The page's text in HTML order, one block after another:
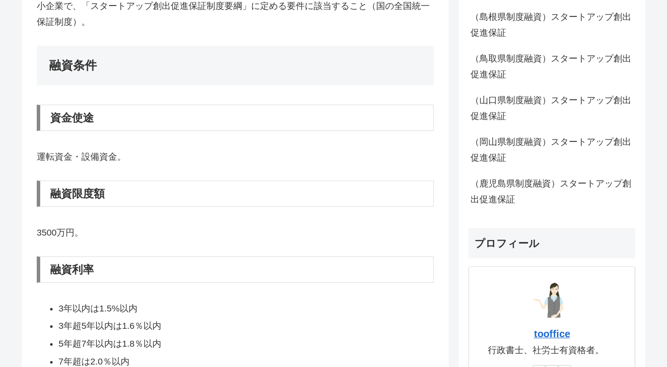
小企業で、「スタートアップ創出促進保証制度要綱」に定める要件に該当すること（国の全国統一
保証制度）。
融資条件
資金使途
運転資金・設備資金。
融資限度額
3500万円。
融資利率
3年以内は1.5%以内
3年超5年以内は1.6％以内
5年超7年以内は1.8％以内
7年超は2.0％以内
（島根県制度融資）スタートアップ創出
促進保証
（鳥取県制度融資）スタートアップ創出
促進保証
（山口県制度融資）スタートアップ創出
促進保証
（岡山県制度融資）スタートアップ創出
促進保証
（鹿児島県制度融資）スタートアップ創
出促進保証
プロフィール
tooffice
行政書士、社労士有資格者。